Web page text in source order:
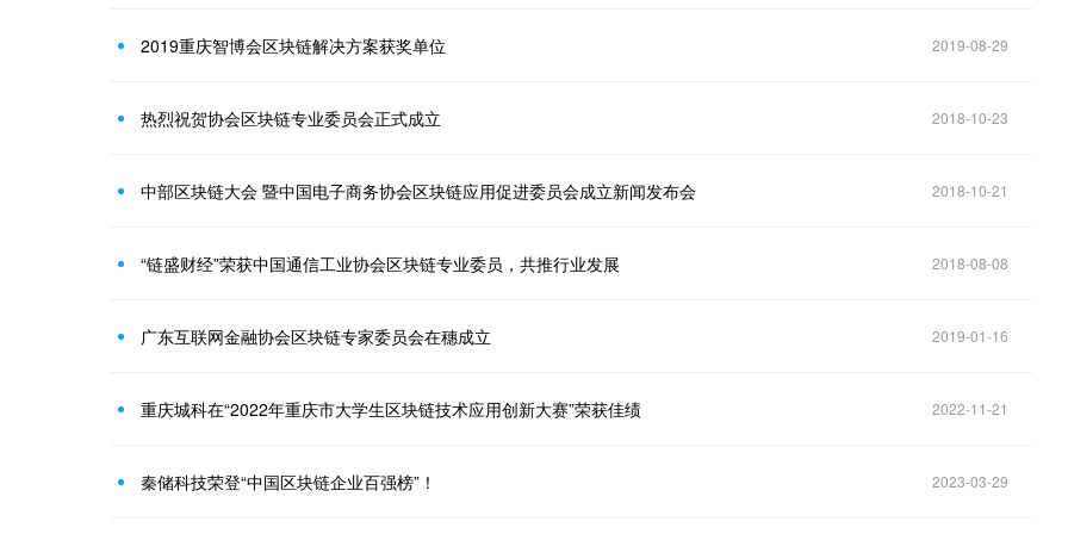
2019重庆智博会区块链解决方案获奖单位 2019-08-29
热烈祝贺协会区块链专业委员会正式成立 2018-10-23
中部区块链大会 暨中国电子商务协会区块链应用促进委员会成立新闻发布会 2018-10-21
“链盛财经”荣获中国通信工业协会区块链专业委员，共推行业发展 2018-08-08
广东互联网金融协会区块链专家委员会在穗成立 2019-01-16
重庆城科在“2022年重庆市大学生区块链技术应用创新大赛”荣获佳绩 2022-11-21
秦储科技荣登“中国区块链企业百强榜”！ 2023-03-29